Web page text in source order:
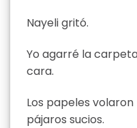
Nayeli gritó.
Yo agarré la
cara.
Los papeles
pájaros sucios.